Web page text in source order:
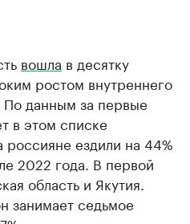
вошла в десятку
ростом внутреннего
По данным за первые
в этом списке
ездили на 44%
2022 года. В первой
область и Якутия.
занимает седьмое